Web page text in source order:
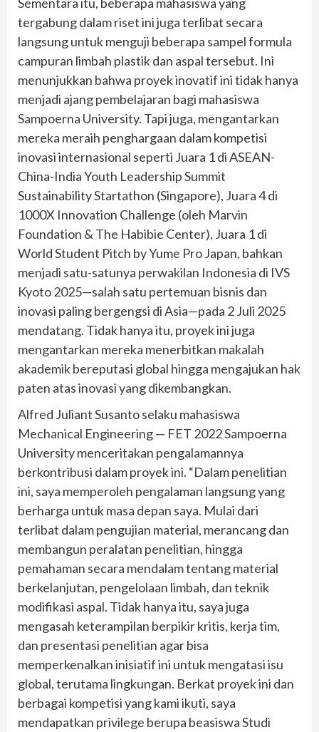
tergabung dalam riset ini juga terlibat secara
langsung untuk menguji beberapa sampel formula
campuran limbah plastik dan aspal tersebut. Ini
menunjukkan bahwa proyek inovatif ini tidak hanya
menjadi ajang pembelajaran bagi mahasiswa
Sampoerna University. Tapi juga, mengantarkan
mereka meraih penghargaan dalam kompetisi
inovasi internasional seperti Juara 1 di ASEAN-
China-India Youth Leadership Summit
Sustainability Startathon (Singapore), Juara 4 di
1000X Innovation Challenge (oleh Marvin
Foundation & The Habibie Center), Juara 1 di
World Student Pitch by Yume Pro Japan, bahkan
menjadi satu-satunya perwakilan Indonesia di IVS
Kyoto 2025—salah satu pertemuan bisnis dan
inovasi paling bergengsi di Asia—pada 2 Juli 2025
mendatang. Tidak hanya itu, proyek ini juga
mengantarkan mereka menerbitkan makalah
akademik bereputasi global hingga mengajukan hak
paten atas inovasi yang dikembangkan.
Alfred Juliant Susanto selaku mahasiswa
Mechanical Engineering — FET 2022 Sampoerna
University menceritakan pengalamannya
berkontribusi dalam proyek ini. “Dalam penelitian
ini, saya memperoleh pengalaman langsung yang
berharga untuk masa depan saya. Mulai dari
terlibat dalam pengujian material, merancang dan
membangun peralatan penelitian, hingga
pemahaman secara mendalam tentang material
berkelanjutan, pengelolaan limbah, dan teknik
modifikasi aspal. Tidak hanya itu, saya juga
mengasah keterampilan berpikir kritis, kerja tim,
dan presentasi penelitian agar bisa
memperkenalkan inisiatif ini untuk mengatasi isu
global, terutama lingkungan. Berkat proyek ini dan
berbagai kompetisi yang kami ikuti, saya
mendapatkan privilege berupa beasiswa Studi